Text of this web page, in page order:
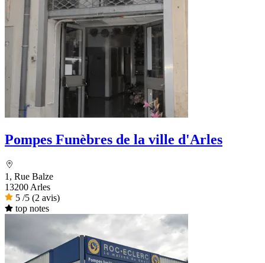
Pompes Funèbres de la ville d'Arles
1, Rue Balze
13200 Arles
5 /5 (2 avis)
top notes